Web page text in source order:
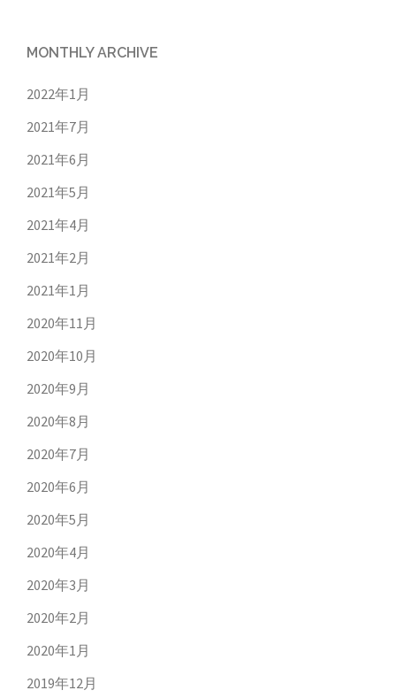
MONTHLY ARCHIVE
2022年1月
2021年7月
2021年6月
2021年5月
2021年4月
2021年2月
2021年1月
2020年11月
2020年10月
2020年9月
2020年8月
2020年7月
2020年6月
2020年5月
2020年4月
2020年3月
2020年2月
2020年1月
2019年12月